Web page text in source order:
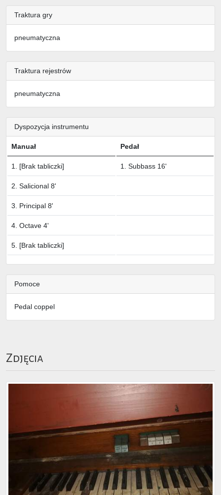
Traktura gry
pneumatyczna
Traktura rejestrów
pneumatyczna
Dyspozycja instrumentu
Manuał Pedał
1. [Brak tabliczki] 1. Subbass 16'
2. Salicional 8'
3. Principal 8'
4. Octave 4'
5. [Brak tabliczki]
Pomoce
Pedal coppel
Zdjęcia